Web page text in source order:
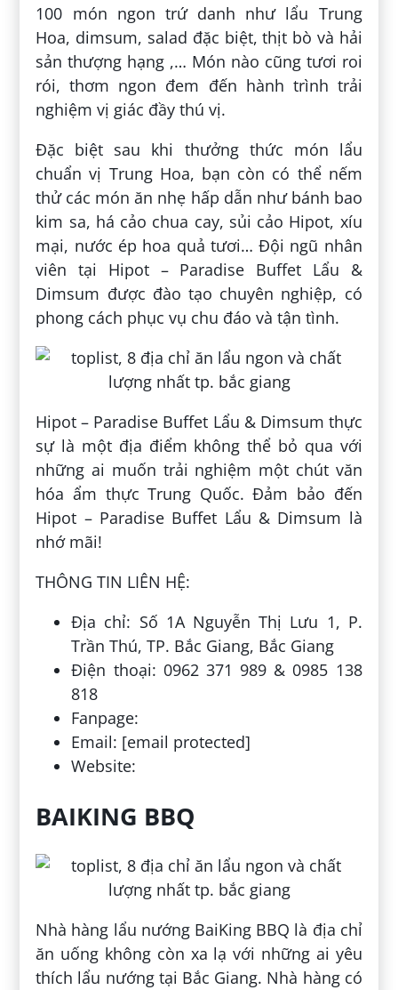
100 món ngon trứ danh như lẩu Trung
Hoa, dimsum, salad đặc biệt, thịt bò và hải
sản thượng hạng ,… Món nào cũng tươi roi
rói, thơm ngon đem đến hành trình trải
nghiệm vị giác đầy thú vị.
Đặc biệt sau khi thưởng thức món lẩu
chuẩn vị Trung Hoa, bạn còn có thể nếm
thử các món ăn nhẹ hấp dẫn như bánh bao
kim sa, há cảo chua cay, sủi cảo Hipot, xíu
mại, nước ép hoa quả tươi… Đội ngũ nhân
viên tại Hipot – Paradise Buffet Lẩu &
Dimsum được đào tạo chuyên nghiệp, có
phong cách phục vụ chu đáo và tận tình.
Hipot – Paradise Buffet Lẩu & Dimsum thực
sự là một địa điểm không thể bỏ qua với
những ai muốn trải nghiệm một chút văn
hóa ẩm thực Trung Quốc. Đảm bảo đến
Hipot – Paradise Buffet Lẩu & Dimsum là
nhớ mãi!
THÔNG TIN LIÊN HỆ:
Địa chỉ: Số 1A Nguyễn Thị Lưu 1, P.
Trần Thú, TP. Bắc Giang, Bắc Giang
Điện thoại: 0962 371 989 & 0985 138
818
Fanpage:
Email: [email protected]
Website:
BAIKING BBQ
Nhà hàng lẩu nướng BaiKing BBQ là địa chỉ
ăn uống không còn xa lạ với những ai yêu
thích lẩu nướng tại Bắc Giang. Nhà hàng có